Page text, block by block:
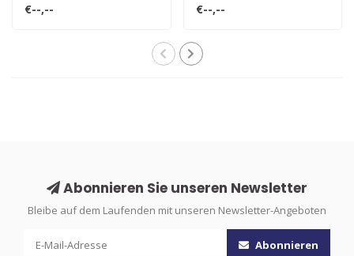
€--,-- €--,--
Abonnieren Sie unseren Newsletter
Bleibe auf dem Laufenden mit unseren Newsletter-Angeboten
Abonnieren